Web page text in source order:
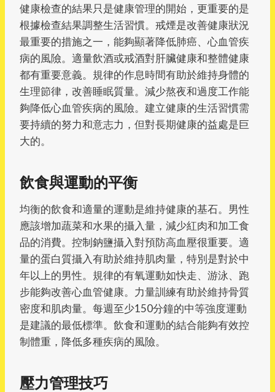
健康檢查的結果只是健康管理的開始，更重要的是
根據檢查結果調整生活習慣。戒煙是改善健康狀況
最重要的措施之一，能夠顯著降低肺癌、心血管疾
病的風險。適量飲酒或戒酒對肝臟健康和整體健康
都有重要意義。規律的作息時間有助於維持身體的
生理節律，改善睡眠質量。減少熬夜和過度工作能
夠降低心血管疾病的風險。建立健康的生活習慣需
要持續的努力和意志力，但對長期健康的益處是巨
大的。
飲食與運動的平衡
均衡的飲食和適量的運動是維持健康的基石。男性
應該增加蔬菜和水果的攝入量，減少紅肉和加工食
品的消費。控制鈉鹽攝入對預防高血壓很重要。適
量的蛋白質攝入有助於維持肌肉量，特別是對於中
年以上的男性。規律的有氧運動如快走、游泳、跑
步能夠改善心血管健康。力量訓練有助於維持骨質
密度和肌肉量。每週至少150分鐘的中等強度運動
是建議的最低標準。飲食和運動的結合能夠有效控
制體重，降低多種疾病的風險。
壓力管理技巧